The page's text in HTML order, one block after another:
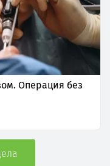
Операция без